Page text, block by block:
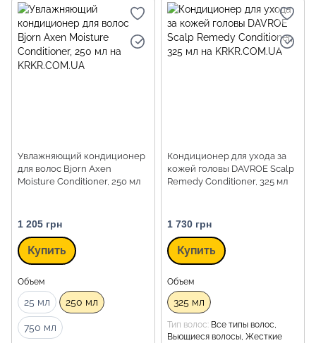
Увлажняющий кондиционер
для волос Bjorn Axen
Moisture Conditioner, 250 мл
1 205 грн
Купить
Объем
25 мл 250 мл
750 мл
Кондиционер для ухода за
кожей головы DAVROE Scalp
Remedy Conditioner, 325 мл
1 730 грн
Купить
Объем
325 мл
Тип волос Все типы волос,
Вьющиеся волосы, Жесткие